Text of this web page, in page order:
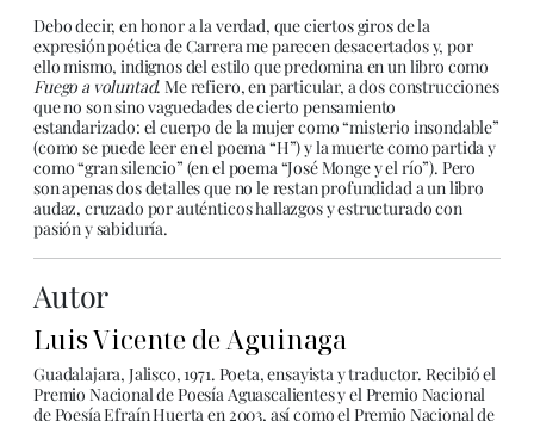
Debo decir, en honor a la verdad, que ciertos giros de la
expresión poética de Carrera me parecen desacertados y, por
ello mismo, indignos del estilo que predomina en un libro como
Fuego a voluntad. Me refiero, en particular, a dos construcciones
que no son sino vaguedades de cierto pensamiento
estandarizado: el cuerpo de la mujer como “misterio insondable”
(como se puede leer en el poema “H”) y la muerte como partida y
como “gran silencio” (en el poema “José Monge y el río”). Pero
son apenas dos detalles que no le restan profundidad a un libro
audaz, cruzado por auténticos hallazgos y estructurado con
pasión y sabiduría.
Autor
Luis Vicente de Aguinaga
Guadalajara, Jalisco, 1971. Poeta, ensayista y traductor. Recibió el
Premio Nacional de Poesía Aguascalientes y el Premio Nacional
de Poesía Efraín Huerta en 2003, así como el Premio Nacional de